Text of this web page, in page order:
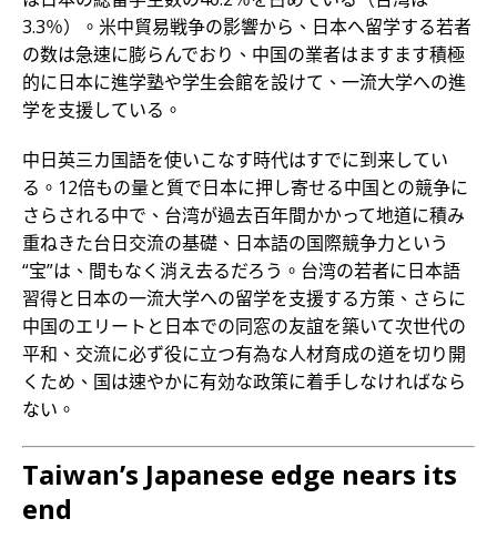
3.3％）。米中貿易戦争の影響から、日本へ留学する若者
の数は急速に膨らんでおり、中国の業者はますます積極
的に日本に進学塾や学生会館を設けて、一流大学への進
学を支援している。
中日英三カ国語を使いこなす時代はすでに到来してい
る。12倍もの量と質で日本に押し寄せる中国との競争に
さらされる中で、台湾が過去百年間かかって地道に積み
重ねきた台日交流の基礎、日本語の国際競争力という
“宝”は、間もなく消え去るだろう。台湾の若者に日本語
習得と日本の一流大学への留学を支援する方策、さらに
中国のエリートと日本での同窓の友誼を築いて次世代の
平和、交流に必ず役に立つ有為な人材育成の道を切り開
くため、国は速やかに有効な政策に着手しなければなら
ない。
Taiwan’s Japanese edge nears its
end